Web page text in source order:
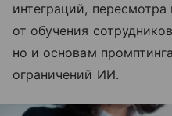
интеграций, пересмотра
от обучения
но и основам
ограничений ИИ.